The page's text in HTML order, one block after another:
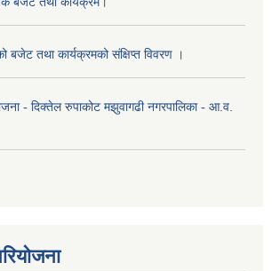
तथा कार्यक्रमको संक्षिप्त विवरण ।
- दिक्तेल रुपाकोट मझुवागढी नगरपालिका - आ.व.